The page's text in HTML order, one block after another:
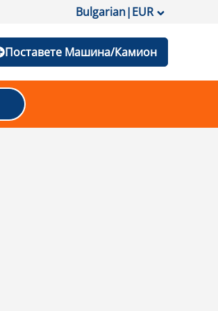
Bulgarian|EUR
Поставете Машина/Камион